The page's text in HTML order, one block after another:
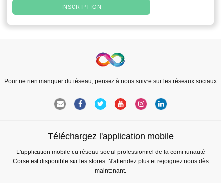
INSCRIPTION
Pour ne rien manquer du réseau, pensez à nous suivre sur les réseaux sociaux
Téléchargez l'application mobile
L'application mobile du réseau social professionnel de la communauté
Corse est disponible sur les stores. N'attendez plus et rejoignez nous dès
maintenant.